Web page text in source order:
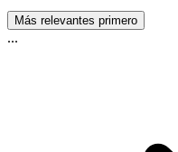
Más relevantes primero
...